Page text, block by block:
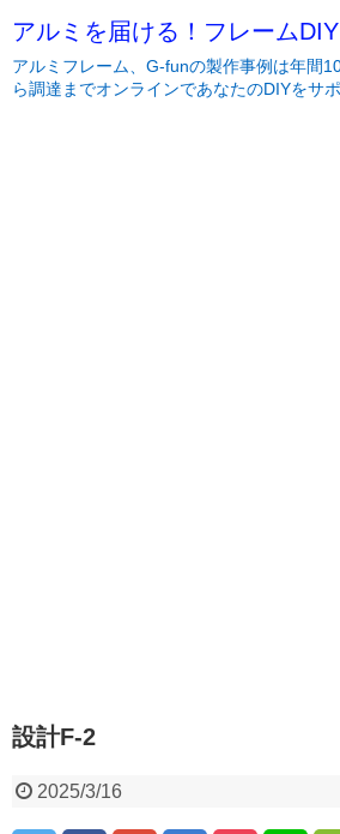
アルミを届ける！フレーム
アルミフレーム、G-funの製作事例は年間
ら調達までオンラインであなたのDIYをサ
設計F-2
2025/3/16